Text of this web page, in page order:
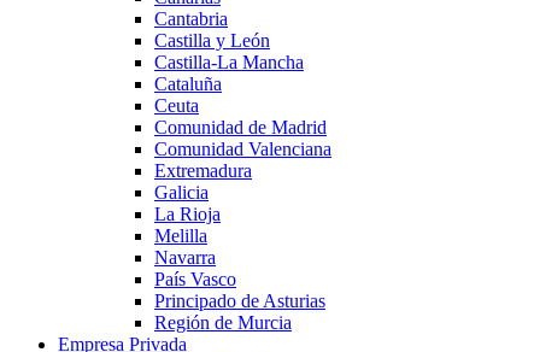
Cantabria
Castilla y León
Castilla-La Mancha
Cataluña
Ceuta
Comunidad de Madrid
Comunidad Valenciana
Extremadura
Galicia
La Rioja
Melilla
Navarra
País Vasco
Principado de Asturias
Región de Murcia
Empresa Privada